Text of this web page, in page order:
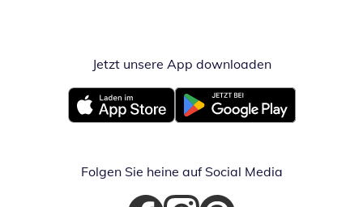
Jetzt unsere App downloadenÖffnet in
Öffnet in neuem FensterÖffnet in neuem Fenster
Folgen Sie heine auf Social Media